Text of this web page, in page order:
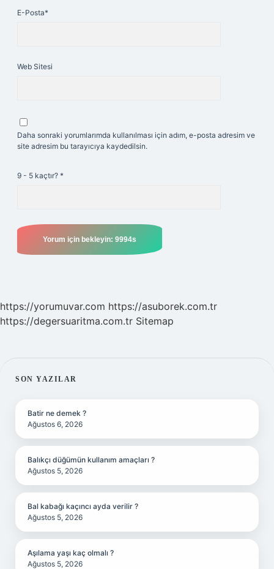
E-Posta*
Web Sitesi
Daha sonraki yorumlarımda kullanılması için adım, e-posta adresim ve
site adresim bu tarayıcıya kaydedilsin.
9 - 5 kaçtır? *
https://yorumuvar.com https://asuborek.com.tr
https://degersuaritma.com.tr Sitemap
SIDEBAR
SON YAZILAR
Batir ne demek ?
Ağustos 6, 2026
Balıkçı düğümün kullanım amaçları ?
Ağustos 5, 2026
Bal kabağı kaçıncı ayda verilir ?
Ağustos 5, 2026
Aşılama yaşı kaç olmalı ?
Ağustos 5, 2026